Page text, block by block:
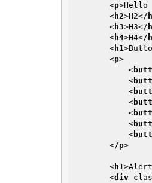
<p>Hello
< h2>H2</
< h3>H3</
< h4>H4</
< h1>
<p>
<
<
<
<
<
<
<
</p>
< h1>
<div